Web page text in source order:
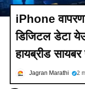
iPhone
डिजिटल डेटा
हायब्रीड
Jagran Marathi 2